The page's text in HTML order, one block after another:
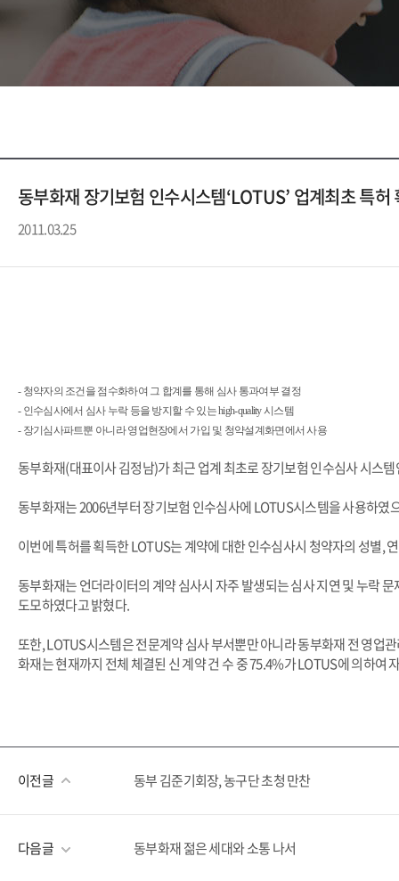
동부화재 장기보험 인수시스템‘LOTUS’ 업계최초 특허
2011.03.25
- 청약자의 조건을 점수화하여 그 합계를 통해 심사 통과여부 결정
- 인수심사에서 심사 누락 등을 방지할 수 있는 high-quality 시스템
- 장기심사파트뿐 아니라 영업현장에서 가입 및 청약설계화면에서 사용
동부화재(대표이사 김정남)가 최근 업계 최초로 장기보험 인수심사 시
동부화재는 2006년부터 장기보험 인수심사에 LOTUS시스템을 사용하
이번에 특허를 획득한 LOTUS는 계약에 대한 인수심사시 청약자의 성별,
동부화재는 언더라이터의 계약 심사시 자주 발생되는 심사 지연 및 누락
도모하였다고 밝혔다.
또한, LOTUS시스템은 전문계약 심사 부서뿐만 아니라 동부화재 전 영업
화재는 현재까지 전체 체결된 신 계약 건 수 중 75.4%가 LOTUS에 의하여
이전글 동부 김준기회장, 농구단 초청 만찬
다음글 동부화재 젊은 세대와 소통 나서